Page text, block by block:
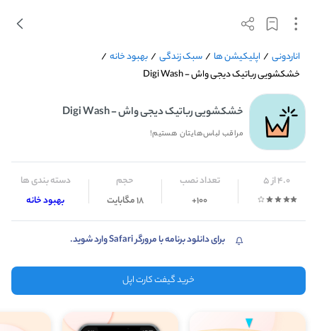
اناردونی / اپلیکیشن ها /سبک زندگی /بهبود خانه /
خشکشویی رباتیک دیجی واش - Digi Wash
خشکشویی رباتیک دیجی واش - Digi Wash
مراقب لباس‌هایتان هستیم!
4.0 از 5 تعداد نصب
100+
حجم
18 مگابایت
دسته بندی ها
بهبود خانه
برای دانلود برنامه با مرورگر Safari وارد شوید.
خرید گیفت کارت اپل